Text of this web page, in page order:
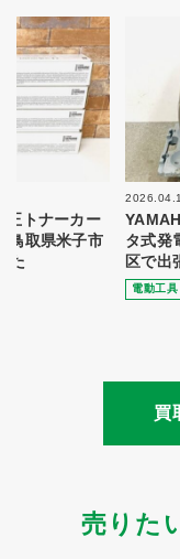
新着情報
梱包
ガイド
トナーカー
鳥取県米子市
た
タ式発
区で出
電動⼯具
買
売りた